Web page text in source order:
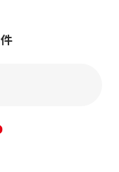
件